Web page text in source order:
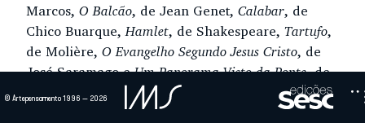
Marcos, O Balcão, de Jean Genet, Calabar, de
Chico Buarque,Hamlet, de Shakespeare, Tartufo,
de Molière, O Evangelho Segundo Jesus Cristo, de
José Saramago eUm Panorama Visto da Ponte, de
Arthur Muller.
© Artepensamento 1996 — 2026